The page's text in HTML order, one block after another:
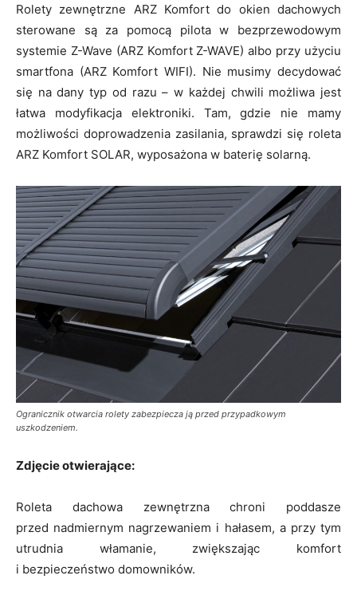
Rolety zewnętrzne ARZ Komfort do okien dachowych
sterowane są za pomocą pilota w bezprzewodowym
systemie Z-Wave (ARZ Komfort Z-WAVE) albo przy użyciu
smartfona (ARZ Komfort WIFI). Nie musimy decydować
się na dany typ od razu – w każdej chwili możliwa jest
łatwa modyfikacja elektroniki. Tam, gdzie nie mamy
możliwości doprowadzenia zasilania, sprawdzi się roleta
ARZ Komfort SOLAR, wyposażona w baterię solarną.
Ogranicznik otwarcia rolety zabezpiecza ją przed przypadkowym
uszkodzeniem.
Zdjęcie otwierające:
Roleta dachowa zewnętrzna chroni poddasze
przed nadmiernym nagrzewaniem i hałasem, a przy tym
utrudnia włamanie, zwiększając komfort
i bezpieczeństwo domowników.